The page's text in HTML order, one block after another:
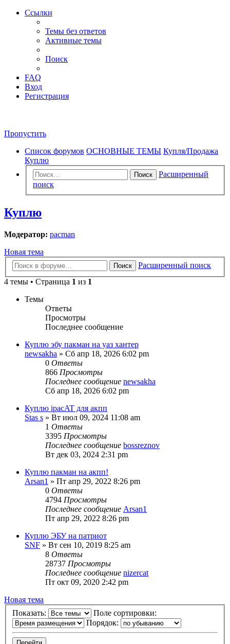
Ссылки
Темы без ответов
Активные темы
Поиск
FAQ
Вход
Регистрация
Пропустить
Список форумов ОСНОВНЫЕ ТЕМЫ Купля/Продажа
Куплю
Поиск
Расширенный
поиск
Куплю
Модератор: pacman
Новая тема
Поиск
Расширенный поиск
4 темы • Страница 1 из 1
Темы
Ответы
Просмотры
Последнее сообщение
Куплю эбу пакман на уаз хантер
newsakha » Сб апр 18, 2026 6:02 pm
0 Ответы
866 Просмотры
Последнее сообщение newsakha
Сб апр 18, 2026 6:02 pm
Куплю ipacAT для акпп
Stas s » Вт июл 09, 2024 11:08 am
1 Ответы
3395 Просмотры
Последнее сообщение bossreznov
Вт дек 03, 2024 2:31 pm
Куплю пакман на акпп!
Arsan1 » Пт апр 29, 2022 8:26 pm
0 Ответы
4794 Просмотры
Последнее сообщение Arsan1
Пт апр 29, 2022 8:26 pm
Куплю ЭБУ на патриот
SNF » Вт сен 10, 2019 8:25 am
8 Ответы
28737 Просмотры
Последнее сообщение nizercat
Пт окт 09, 2020 2:42 pm
Новая тема
Показать:
Поле сортировки:
Порядок: